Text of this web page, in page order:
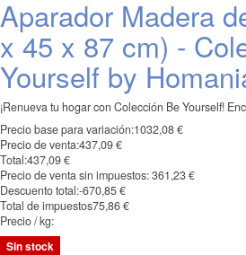
Aparador Madera
x 45 x 87 cm) -
Yourself by
¡Renueva tu hogar con Colección Be Yourself!
Precio base para variación:1032,08 €
Precio de venta:437,09 €
Total:437,09 €
Precio de venta sin impuestos:361,23 €
Descuento total:-670,85 €
Total de impuestos75,86 €
Precio / kg:
Sin stock